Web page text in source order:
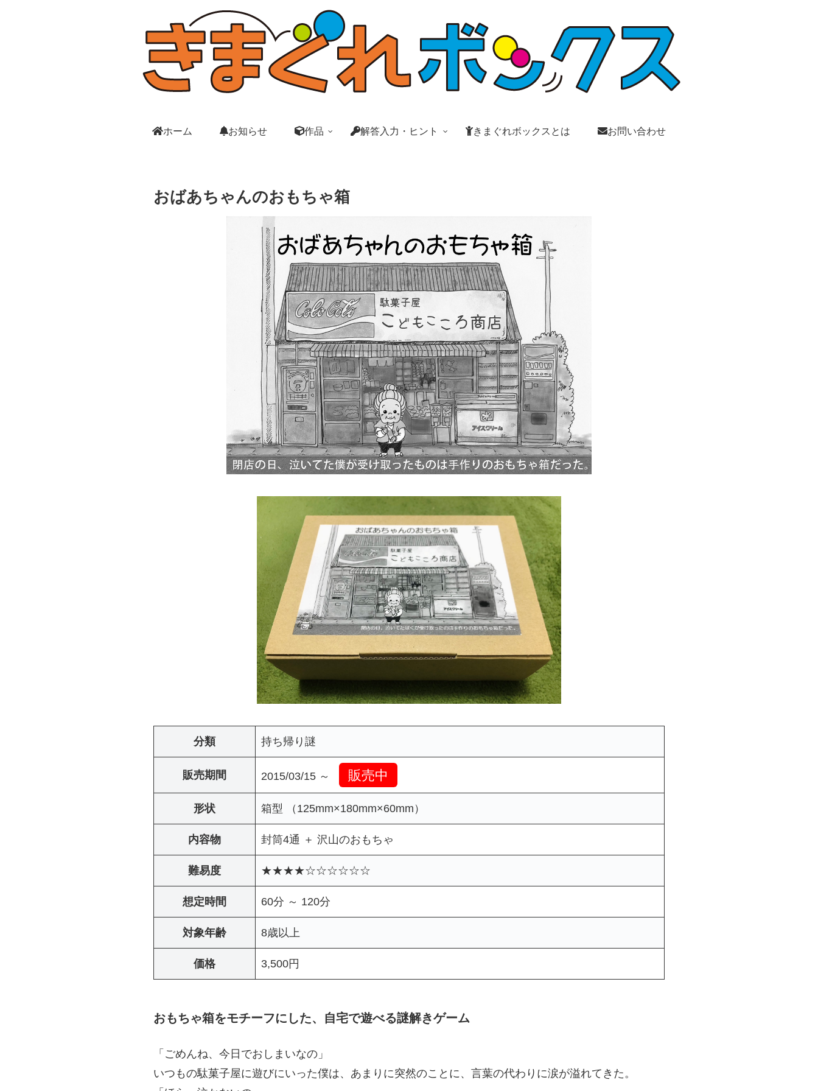
ホーム お知らせ 作品 解答入力・ヒント きまぐれボックスとは お問い合わせ
おばあちゃんのおもちゃ箱
分類 持ち帰り謎
販売期間 2015/03/15 ～ 販売中
形状 箱型 （125mm×180mm×60mm）
内容物 封筒4通 ＋ 沢山のおもちゃ
難易度 ★★★★☆☆☆☆☆☆
想定時間 60分 ～ 120分
対象年齢 8歳以上
価格 3,500円
おもちゃ箱をモチーフにした、自宅で遊べる謎解きゲーム
「ごめんね、今日でおしまいなの」
いつもの駄菓子屋に遊びにいった僕は、あまりに突然のことに、言葉の代わりに涙が溢れてきた。